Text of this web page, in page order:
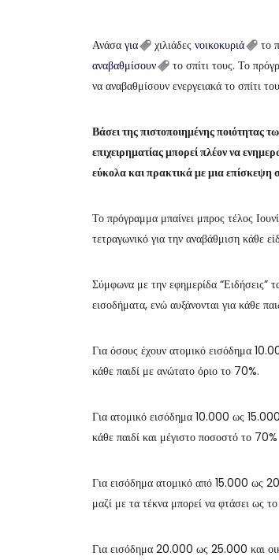
Ανάσα για χιλιάδες νοικοκυριά
το
αναβαθμίσουν
το σπίτι τους. Το
να αναβαθμίσουν ενεργειακά το σπίτι
Βάσει της πιστοποιημένης
επιχειρηματίας μπορεί πλέον να
εύκολα και πρακτικά με μια επίσκεψη
Το πρόγραμμα μπαίνει μπρος τέλος
τετραγωνικό για την αναβάθμιση κάθε
Σύμφωνα με την εφημερίδα “Ειδήσεις”
εισοδήματα, ενώ αυξάνονται για κάθε
Για όσους έχουν ατομικό εισόδημα
κάθε παιδί με ανώτατο όριο το 70%.
Για ατομικό εισόδημα 10.000 ως
κάθε παιδί και μέγιστο ποσοστό το 70%
Για εισόδημα ατομικό από 15.000 ως
μαζί με τα τέκνα μπορεί να φτάσει ως
Για εισόδημα 20.000 ως 25.000 και